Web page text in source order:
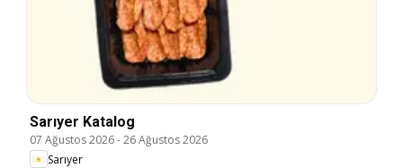
Sarıyer Katalog
07 Ağustos 2026-26 Ağustos 2026
Sarıyer